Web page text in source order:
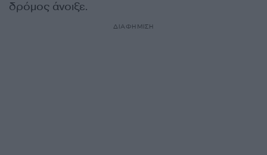
δρόμος άνοιξε.
ΔΙΑΦΗΜΙΣΗ